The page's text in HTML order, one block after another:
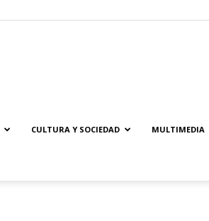
CULTURA Y SOCIEDAD MULTIMEDIA